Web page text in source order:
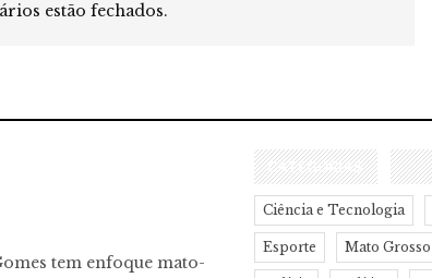
estão fechados.
tem enfoque mato-
CATEGORIAS
Ciência e Tecnologia
Esporte Mato Grosso